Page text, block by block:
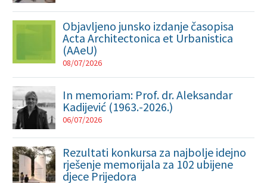
Objavljeno junsko izdanje časopisa
Acta Architectonica et Urbanistica
(AAeU)
08/07/2026
In memoriam: Prof. dr. Aleksandar
Kadijević (1963.-2026.)
06/07/2026
Rezultati konkursa za najbolje idejno
rješenje memorijala za 102 ubijene
djece Prijedora